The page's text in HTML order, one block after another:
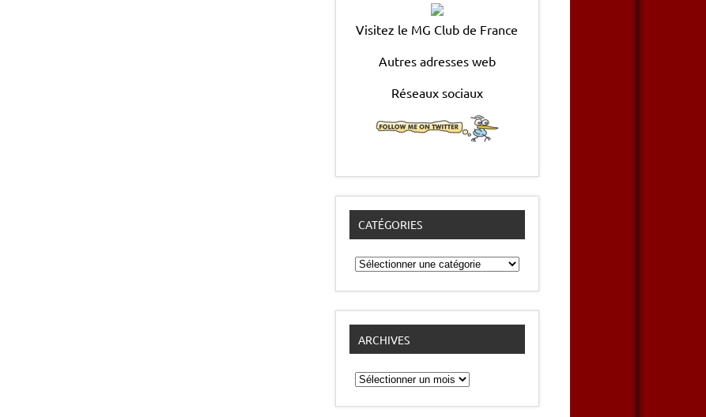
Visitez le MG Club de France
Autres adresses web
Réseaux sociaux
CATÉGORIES
Catégories
ARCHIVES
Archives